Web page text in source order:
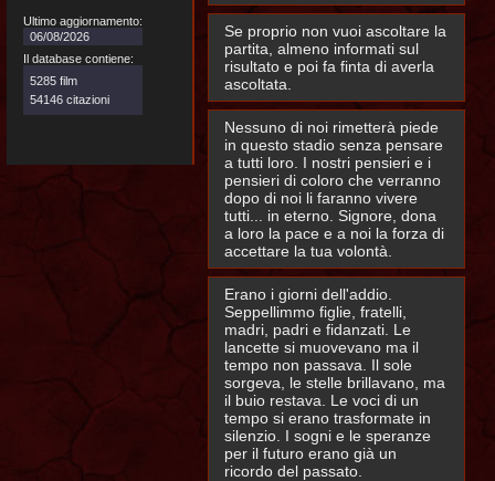
Ultimo aggiornamento:
06/08/2026
Il database contiene:
5285 film
54146 citazioni
Se proprio non vuoi ascoltare la
partita, almeno informati sul
risultato e poi fa finta di averla
ascoltata.
Nessuno di noi rimetterà piede
in questo stadio senza pensare
a tutti loro. I nostri pensieri e i
pensieri di coloro che verranno
dopo di noi li faranno vivere
tutti... in eterno. Signore, dona
a loro la pace e a noi la forza di
accettare la tua volontà.
Erano i giorni dell'addio.
Seppellimmo figlie, fratelli,
madri, padri e fidanzati. Le
lancette si muovevano ma il
tempo non passava. Il sole
sorgeva, le stelle brillavano, ma
il buio restava. Le voci di un
tempo si erano trasformate in
silenzio. I sogni e le speranze
per il futuro erano già un
ricordo del passato.